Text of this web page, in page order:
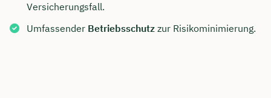
Versicherungsfall.
Umfassender Betriebsschutz zur Risikominimierung.